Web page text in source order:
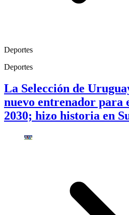
Deportes
Deportes
La Selección de
nuevo entrenador para
2030; hizo historia en